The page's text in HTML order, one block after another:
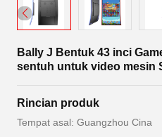
Bally J Bentuk 43 inci
sentuh untuk video mesin
Rincian produk
Tempat asal: Guangzhou Cina